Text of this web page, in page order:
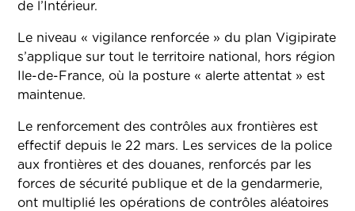
de l’Intérieur.
Le niveau « vigilance renforcée » du plan Vigipirate
s’applique sur tout le territoire national, hors région
Ile-de-France, où la posture « alerte attentat » est
maintenue.
Le renforcement des contrôles aux frontières est
effectif depuis le 22 mars. Les services de la police
aux frontières et des douanes, renforcés par les
forces de sécurité publique et de la gendarmerie,
ont multiplié les opérations de contrôles aléatoires